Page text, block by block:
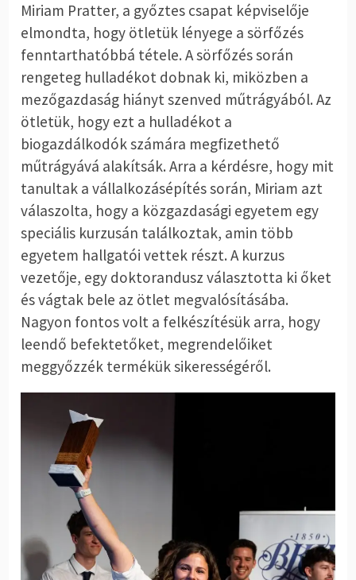
Miriam Pratter, a győztes csapat képviselője
elmondta, hogy ötletük lényege a sörfőzés
fenntarthatóbbá tétele. A sörfőzés során
rengeteg hulladékot dobnak ki, miközben a
mezőgazdaság hiányt szenved műtrágyából. Az
ötletük, hogy ezt a hulladékot a
biogazdálkodók számára megfizethető
műtrágyává alakítsák. Arra a kérdésre, hogy mit
tanultak a vállalkozásépítés során, Miriam azt
válaszolta, hogy a közgazdasági egyetem egy
speciális kurzusán találkoztak, amin több
egyetem hallgatói vettek részt. A kurzus
vezetője, egy doktorandusz választotta ki őket
és vágtak bele az ötlet megvalósításába.
Nagyon fontos volt a felkészítésük arra, hogy
leendő befektetőket, megrendelőiket
meggyőzzék termékük sikerességéről.